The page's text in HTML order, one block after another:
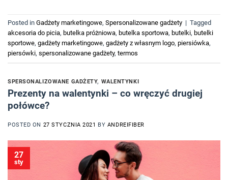
Posted in Gadżety marketingowe, Spersonalizowane gadżety | Tagged
akcesoria do picia, butelka próżniowa, butelka sportowa, butelki, butelki
sportowe, gadżety marketingowe, gadżety z własnym logo, piersiówka,
piersówki, spersonalizowane gadżety, termos
SPERSONALIZOWANE GADŻETY, WALENTYNKI
Prezenty na walentynki – co wręczyć drugiej
połówce?
POSTED ON 27 STYCZNIA 2021 BY ANDREIFIBER
27
sty